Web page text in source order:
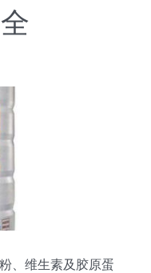
、维生素及胶原蛋